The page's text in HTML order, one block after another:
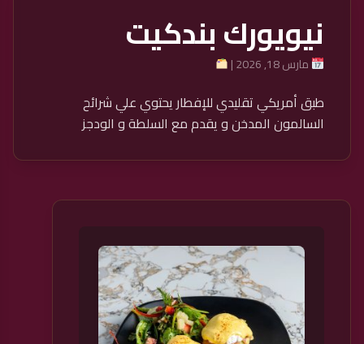
نيويورك بندكيت
مارس 18, 2026 |
طبق أمريكي تقليدي للإفطار يحتوي علي شرائح
السالمون المدخن و يقدم مع السلطة و الودجز